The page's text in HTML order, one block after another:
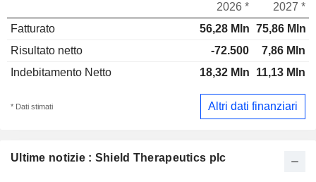
Ultime notizie : Shield Therapeutics plc
2026 *
2027 *
Fatturato
56,28 Mln 75,86 Mln
Risultato netto
-72.500
7,86 Mln
Indebitamento Netto
18,32 Mln 11,13 Mln
* Dati stimati Altri dati finanziari